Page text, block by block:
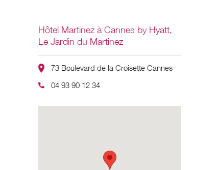
Hôtel Martinez à Cannes by Hyatt,
Le Jardin du Martinez
73 Boulevard de la Croisette Cannes
04 93 90 12 34